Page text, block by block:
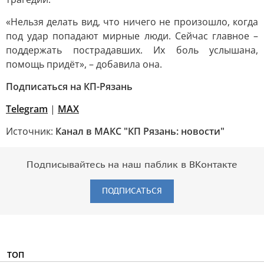
«Нельзя делать вид, что ничего не произошло, когда
под удар попадают мирные люди. Сейчас главное –
поддержать пострадавших. Их боль услышана,
помощь придёт», – добавила она.
Подписаться на КП-Рязань
Telegram | МАХ
Источник: Канал в МАКС "КП Рязань: новости"
Подписывайтесь на наш паблик в ВКонтакте
ПОДПИСАТЬСЯ
ТОП